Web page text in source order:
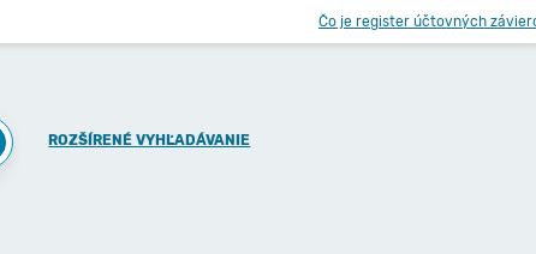
Čo je register účtovných
ROZŠÍRENÉ VYHĽADÁVANIE